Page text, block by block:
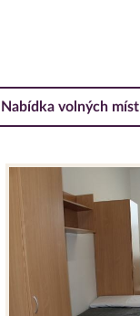
Nabídka volných míst